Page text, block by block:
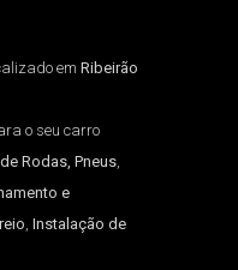
em Ribeirão
o seu carro
Rodas, Pneus,
e
, Instalação de